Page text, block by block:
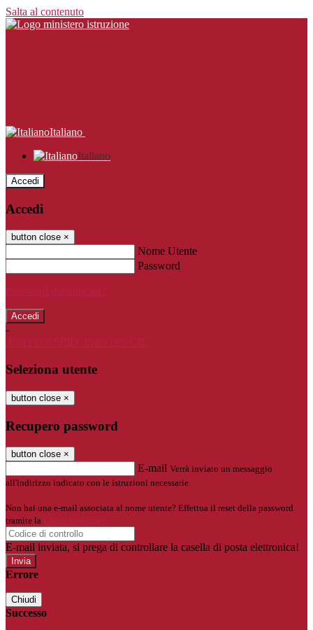
Salta al contenuto
Italiano
Italiano
Accedi
Accedi
button close ×
Nome Utente
Password
Password dimenticata?
-
Entra con SPID
Entra con CIE
Seleziona utente
button close ×
Recupero password
button close ×
E-mail Verrà inviato un messaggio
all'indirizzo indicato con le istruzioni necessarie.
Non hai una e-mail associata al nome utente? Effettua il reset della password
tramite la
Login Spaggiari
E-mail inviata, si prega di controllare la casella di posta elettronica!
Errore
Chiudi
Successo